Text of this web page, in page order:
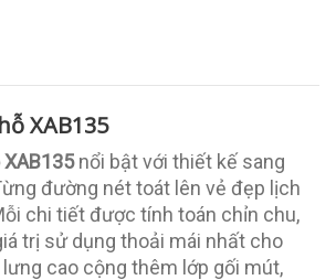
XAB135
nổi bật với thiết kế sang
đường nét toát lên vẻ đẹp lịch
chi tiết được tính toán chỉn chu,
trị sử dụng thoải mái nhất cho
cao cộng thêm lớp gối mút,